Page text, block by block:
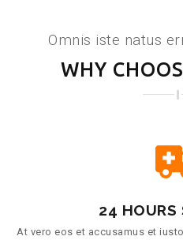
Omnis iste natus
WHY
24 HOURS
At vero eos et accusamus et